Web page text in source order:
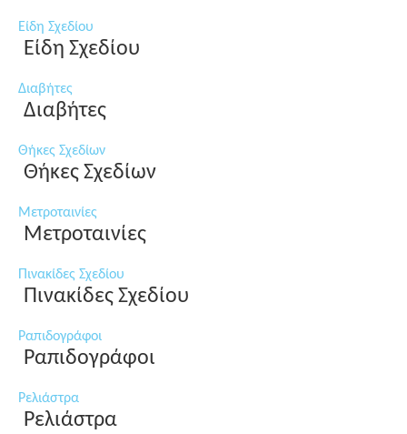
Είδη Σχεδίου
Είδη Σχεδίου
Διαβήτες
Διαβήτες
Θήκες Σχεδίων
Θήκες Σχεδίων
Μετροταινίες
Μετροταινίες
Πινακίδες Σχεδίου
Πινακίδες Σχεδίου
Ραπιδογράφοι
Ραπιδογράφοι
Ρελιάστρα
Ρελιάστρα